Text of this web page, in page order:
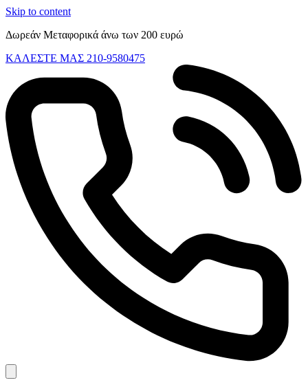
Skip to content
Δωρεάν Μεταφορικά άνω των 200 ευρώ
ΚΑΛΕΣΤΕ ΜΑΣ 210-9580475